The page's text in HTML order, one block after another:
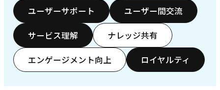
ユーザーサポート ユーザー間交流
サービス理解 ナレッジ共有
エンゲージメント向上 ロイヤルティ